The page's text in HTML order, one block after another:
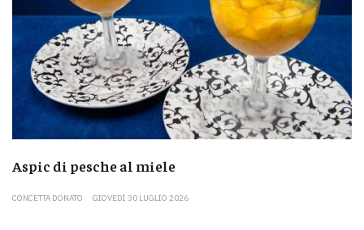
Aspic di pesche al miele
CONCETTA DONATO GIOVEDÌ 30 LUGLIO 2026